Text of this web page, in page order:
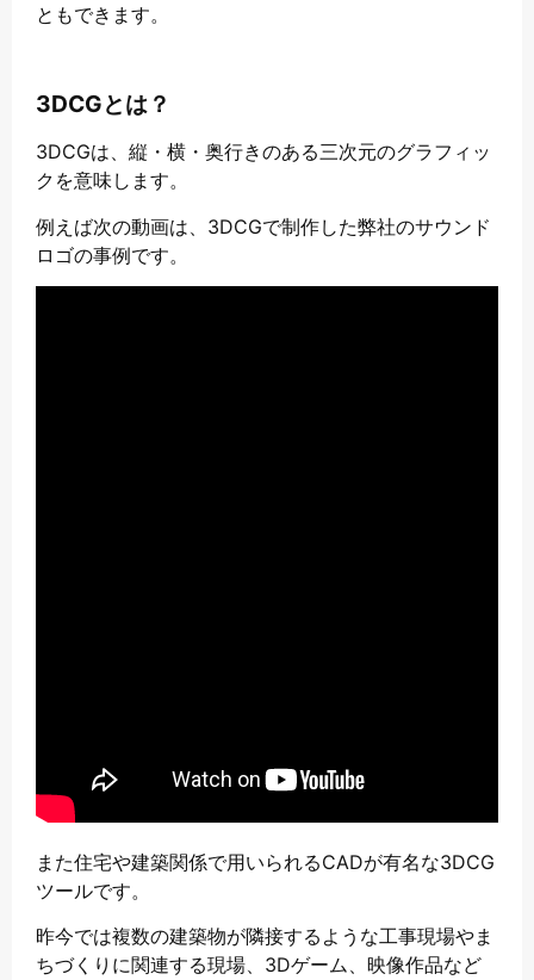
ともできます。
3DCGとは？
3DCGは、縦・横・奥行きのある三次元のグラフィッ
クを意味します。
例えば次の動画は、3DCGで制作した弊社のサウンド
ロゴの事例です。
また住宅や建築関係で用いられるCADが有名な3DCG
ツールです。
昨今では複数の建築物が隣接するような工事現場やま
ちづくりに関連する現場、3Dゲーム、映像作品など